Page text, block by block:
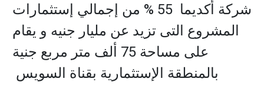
شركة أكديما 55 % من إجمالي إستثمارات
المشروع التى تزيد عن مليار جنيه و يقام
على مساحة 75 ألف متر مربع جنية
بالمنطقة الإستثمارية بقناة السويس